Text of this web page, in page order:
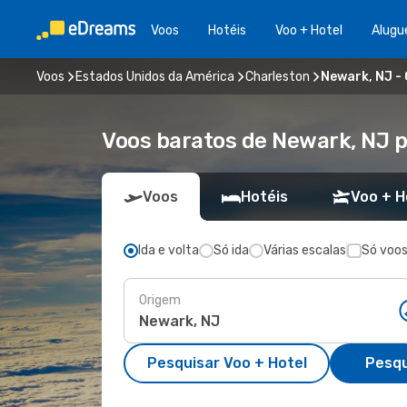
Voos Hotéis Voo + Hotel
Voos Estados Unidos da América Charleston Newark, NJ
Voos baratos de Newark, NJ
Voos Hotéis Voo +
Ida e volta Só ida Várias escalas Só
Origem
Pesquisar Voo + Hotel